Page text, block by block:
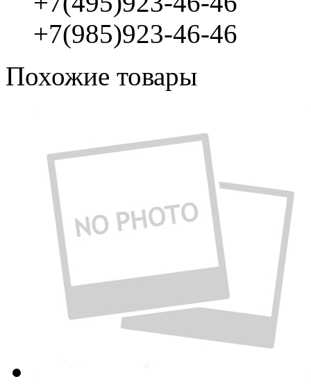
+7(985)923-46-46
Похожие товары